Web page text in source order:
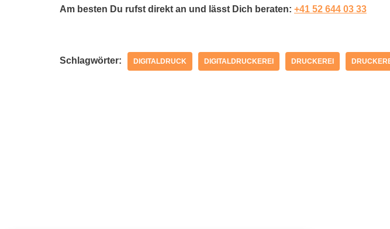
Am besten Du rufst direkt an und lässt Dich beraten: +41 52 644 03 33
Schlagwörter: DIGITALDRUCK DIGITALDRUCKEREI DRUCKEREI